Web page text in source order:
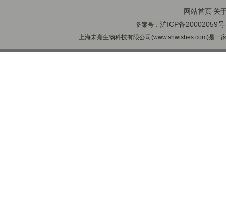
网站首页 关
备案号：沪ICP备20002059
上海未熹生物科技有限公司(www.shwishes.com)是一